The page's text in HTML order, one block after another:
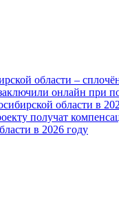
области –
онлайн при
области в
получат
в 2026 году